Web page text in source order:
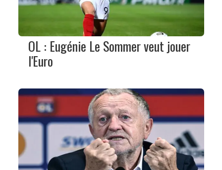
OL : Eugénie Le Sommer veut jouer
l'Euro